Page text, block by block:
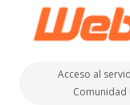
Acceso al
Comunidad